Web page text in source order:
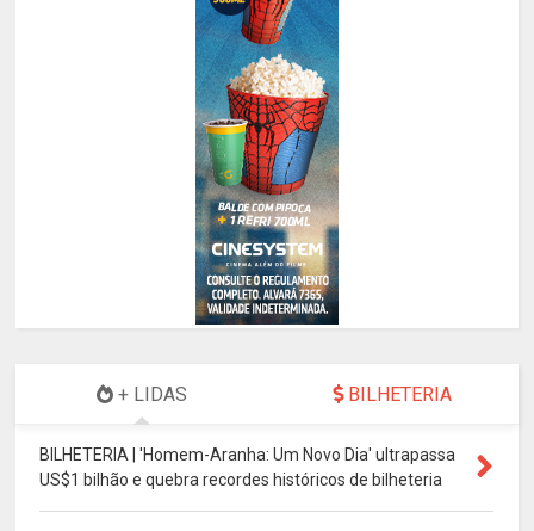
+ LIDAS BILHETERIA
BILHETERIA | 'Homem-Aranha: Um Novo Dia' ultrapassa
US$1 bilhão e quebra recordes históricos de bilheteria